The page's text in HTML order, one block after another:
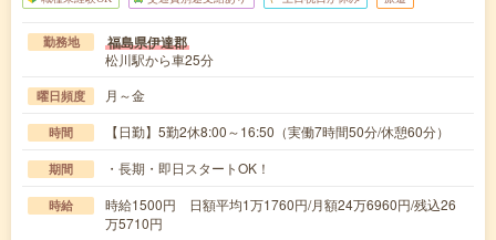
勤務地 福島県伊達郡
松川駅から車25分
曜日頻度 月～金
時間 【日勤】5勤2休8:00～16:50（実働7時間50分/休憩60分）
期間 ・長期・即日スタートOK！
時給
時給1500円 日額平均1万1760円/月額24万6960円/残込26
万5710円